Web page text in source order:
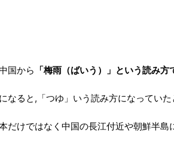
国から 「梅雨（ばいう）」という読み
なると,「つゆ」いう読み方になっていた
だけではなく中国の長江付近や朝鮮半島